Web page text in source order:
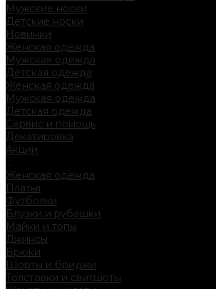
Мужские носки
Детские носки
Новинки
Женская одежда
Мужская одежда
Детская одежда
Женская одежда
Мужская одежда
Детская одежда
Сервис и помощь
Декатировка
Акции
...
Женская одежда
Платья
Футболки
Блузки и рубашки
Майки и топы
Джинсы
Брюки
Шорты и бриджи
Толстовки и свитшоты